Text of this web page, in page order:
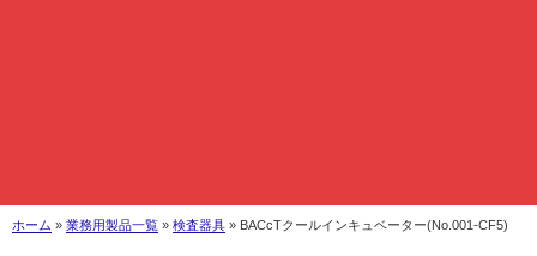
ホーム » 業務用製品一覧 » 検査器具 » BACcTクールインキュベーター(No.001-CF5)